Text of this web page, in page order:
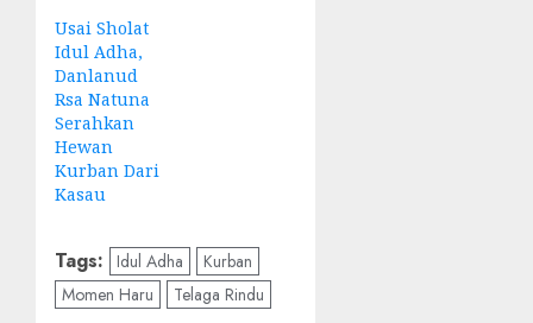
Usai Sholat
Idul Adha,
Danlanud
Rsa Natuna
Serahkan
Hewan
Kurban Dari
Kasau
Tags: Idul Adha
Kurban
Momen Haru
Telaga Rindu